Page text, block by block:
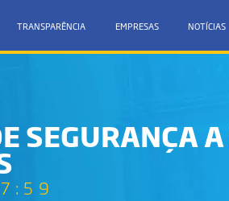
TRANSPARÊNCIA EMPRESAS NOTÍCIAS
SEGURANÇA